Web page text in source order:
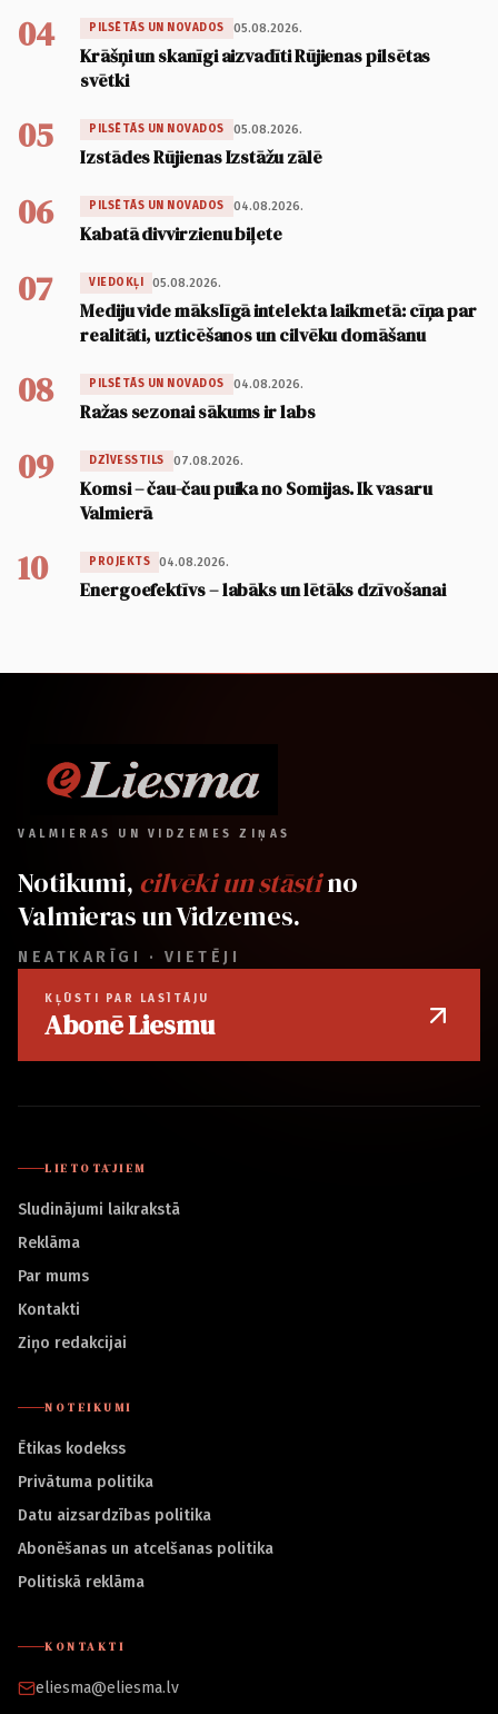
04 PILSĒTĀS UN NOVADOS 05.08.2026.
Krāšņi un skanīgi aizvadīti Rūjienas pilsētas
svētki
05 PILSĒTĀS UN NOVADOS 05.08.2026.
Izstādes Rūjienas Izstāžu zālē
06 PILSĒTĀS UN NOVADOS 04.08.2026.
Kabatā divvirzienu biļete
07 VIEDOKĻI 05.08.2026.
Mediju vide mākslīgā intelekta laikmetā: cīņa par
realitāti, uzticēšanos un cilvēku domāšanu
08 PILSĒTĀS UN NOVADOS 04.08.2026.
Ražas sezonai sākums ir labs
09 DZĪVESSTILS 07.08.2026.
Komsi – čau-čau puika no Somijas. Ik vasaru
Valmierā
10 PROJEKTS 04.08.2026.
Energoefektīvs – labāks un lētāks dzīvošanai
VALMIERAS UN VIDZEMES ZIŅAS
Notikumi, cilvēki un stāstino
Valmieras un Vidzemes.
NEATKARĪGI · VIETĒJI
KĻŪSTI PAR LASĪTĀJU
Abonē Liesmu
LIETOTĀJIEM
Sludinājumi laikrakstā
Reklāma
Par mums
Kontakti
Ziņo redakcijai
NOTEIKUMI
Ētikas kodekss
Privātuma politika
Datu aizsardzības politika
Abonēšanas un atcelšanas politika
Politiskā reklāma
KONTAKTI
eliesma@eliesma.lv